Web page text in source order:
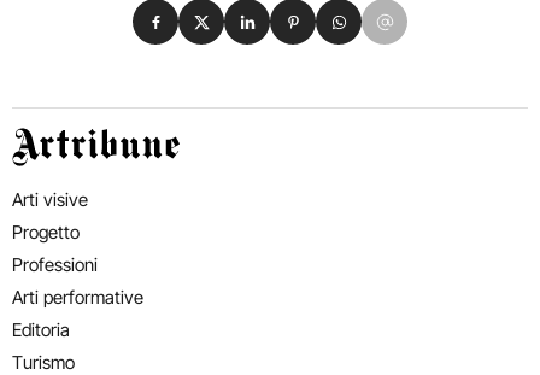
Condividi su Facebook
Condividi su X
Condividi su LinkedIn
Condividi su Pinterest
Condividi su WhatsApp
Condividi su Email
Artribune
Arti visive
Progetto
Professioni
Arti performative
Editoria
Turismo